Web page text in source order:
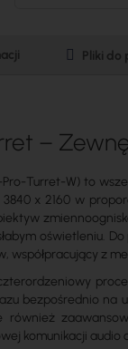
Pliki do
–
Turret-W) to
3840 x 2160 w
oświetleniu.
współpracujący z
bezpośrednio
również
komunikacji